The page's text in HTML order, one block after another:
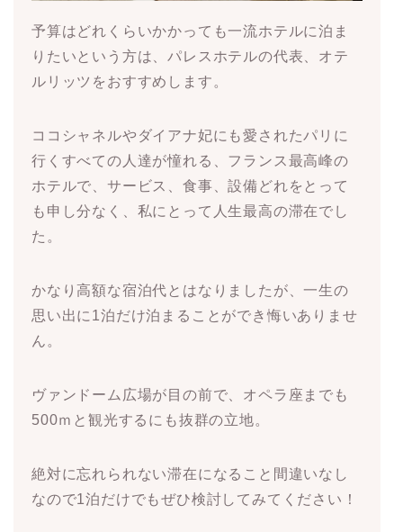
予算はどれくらいかかっても一流ホテルに泊ま
りたいという方は、パレスホテルの代表、オテ
ルリッツをおすすめします。
ココシャネルやダイアナ妃にも愛されたパリに
行くすべての人達が憧れる、フランス最高峰の
ホテルで、サービス、食事、設備どれをとって
も申し分なく、私にとって人生最高の滞在でし
た。
かなり高額な宿泊代とはなりましたが、一生の
思い出に1泊だけ泊まることができ悔いありませ
ん。
ヴァンドーム広場が目の前で、オペラ座までも
500ｍと観光するにも抜群の立地。
絶対に忘れられない滞在になること間違いなし
なので1泊だけでもぜひ検討してみてください！